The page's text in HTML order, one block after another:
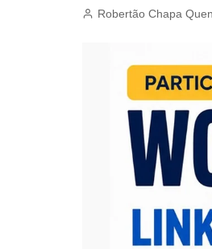
Robertão Chapa